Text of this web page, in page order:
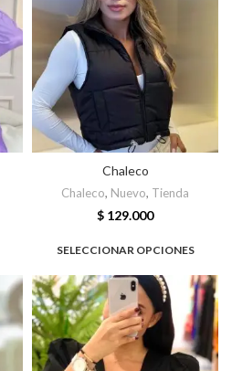
Chaleco
Chaleco, Nuevo, Tienda
$ 129.000
SELECCIONAR OPCIONES